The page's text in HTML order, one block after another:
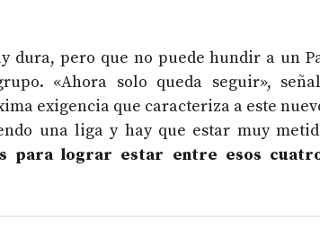
dura, pero que no puede hundir a un
«Ahora solo queda seguir»,
exigencia que caracteriza a este
una liga y hay que estar muy
para lograr estar entre esos